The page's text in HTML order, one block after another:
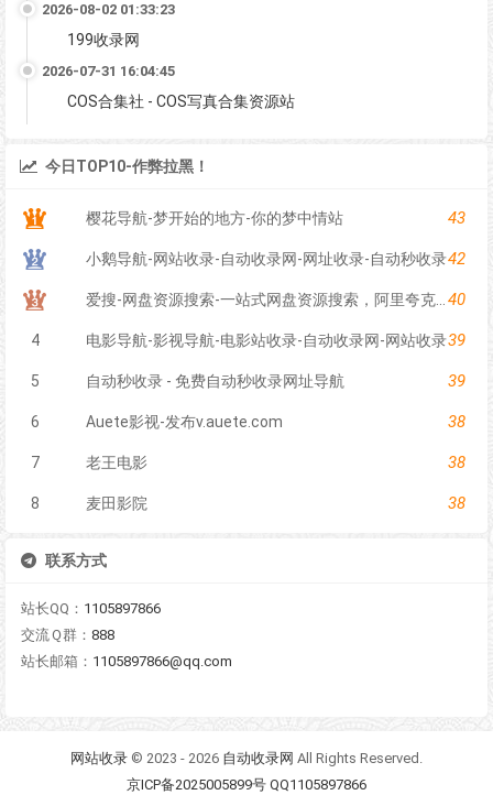
2026-08-02 01:33:23
199收录网
2026-07-31 16:04:45
COS合集社 - COS写真合集资源站
今日TOP10-作弊拉黑！
樱花导航-梦开始的地方-你的梦中情站 43
小鹅导航-网站收录-自动收录网-网址收录-自动秒收录42
爱搜-网盘资源搜索-一站式网盘资源搜索，阿里夸克百度迅雷UC全聚合40
4 电影导航-影视导航-电影站收录-自动收录网-网站收录39
5 自动秒收录 - 免费自动秒收录网址导航 39
6 Auete影视-发布v.auete.com 38
7 老王电影 38
8 麦田影院 38
联系方式
站长QQ： 1105897866
交流Ｑ群： 888
站长邮箱： 1105897866@qq.com
网站收录 © 2023 - 2026 自动收录网 All Rights Reserved.
京ICP备2025005899号 QQ1105897866